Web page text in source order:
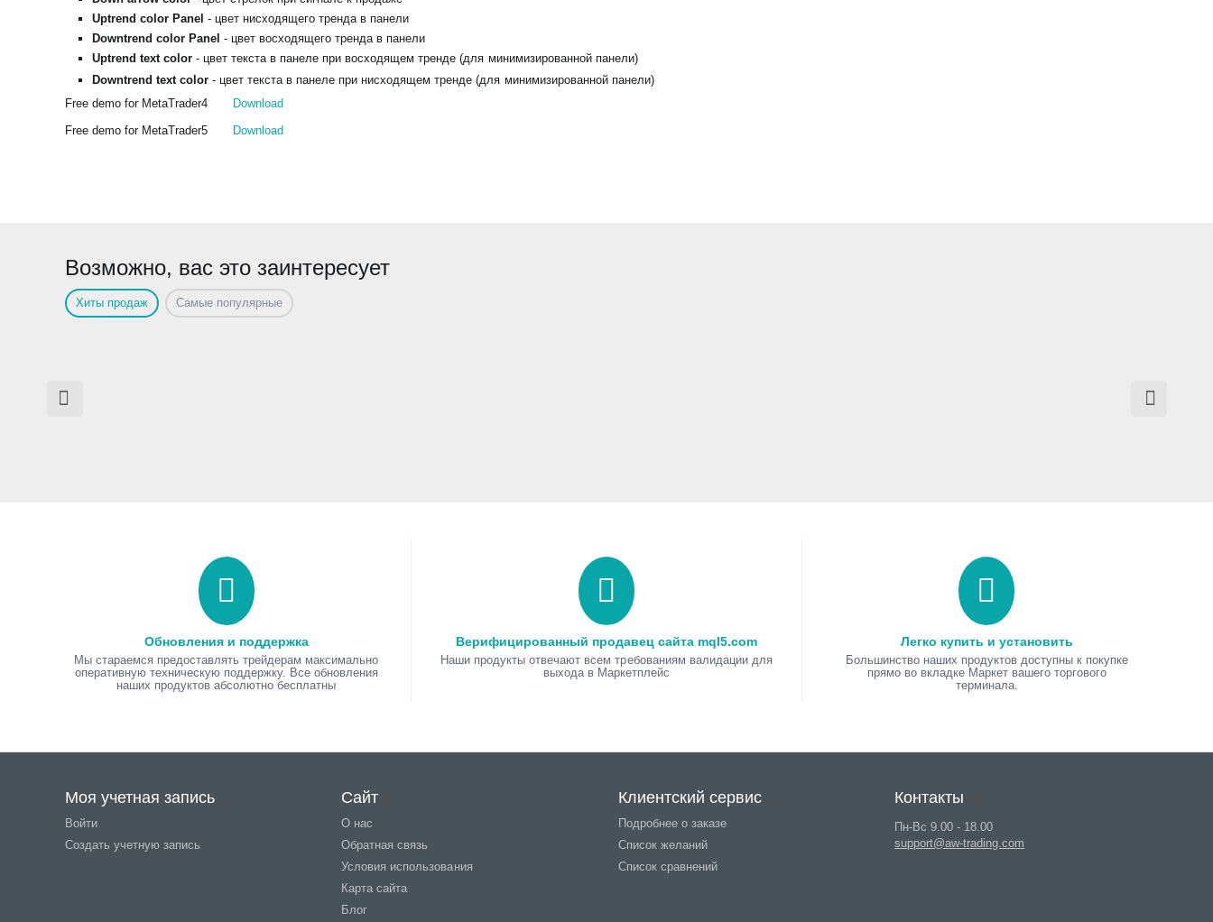
Uptrend color Panel- цвет нисходящего тренда в панели
Downtrend color Panel - цвет восходящего тренда в панели
Uptrend text color - цвет текста в панеле при восходящем тренде(для минимизированной панели)
Downtrend text color - цвет текста в панеле при нисходящем тренде (для минимизированной панели)
Free demo for MetaTrader4
Download
Free demo for MetaTrader5
Download
Возможно, вас это заинтересует
Хиты продаж Самые популярные
AW Prime Oscillator
Обновления и поддержка
Мы стараемся предоставлять трейдерам максимально
оперативную техническую поддержку. Все обновления
наших продуктов абсолютно бесплатны
Верифицированный продавец сайта mql5.com
Наши продукты отвечают всем требованиям валидации для
выхода в Маркетплейс
Легко купить и установить
Большинство наших продуктов доступны к покупке
прямо во вкладке Маркет вашего торгового
терминала.
Моя учетная запись
Войти
Создать учетную запись
Сайт
О нас
Обратная связь
Условия использования
Карта сайта
Блог
Клиентский сервис
Подробнее о заказе
Список желаний
Список сравнений
Контакты
Пн-Вс 9.00 - 18.00
support@aw-trading.com